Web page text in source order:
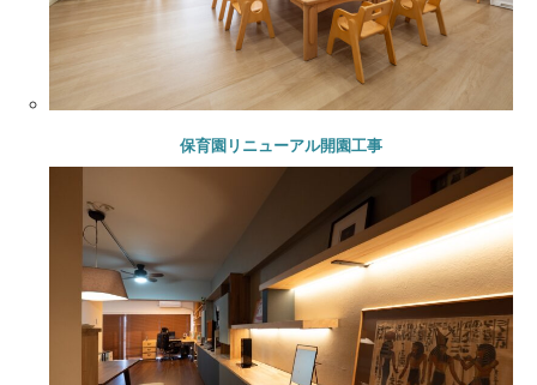
保育園リニューアル開園工事